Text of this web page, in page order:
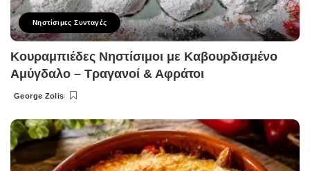
Νηστίσιμες Συνταγές
Κουραμπιέδες Νηστίσιμοι με Καβουρδισμένο
Αμύγδαλο – Τραγανοί & Αφράτοι
Posted
George Zolis